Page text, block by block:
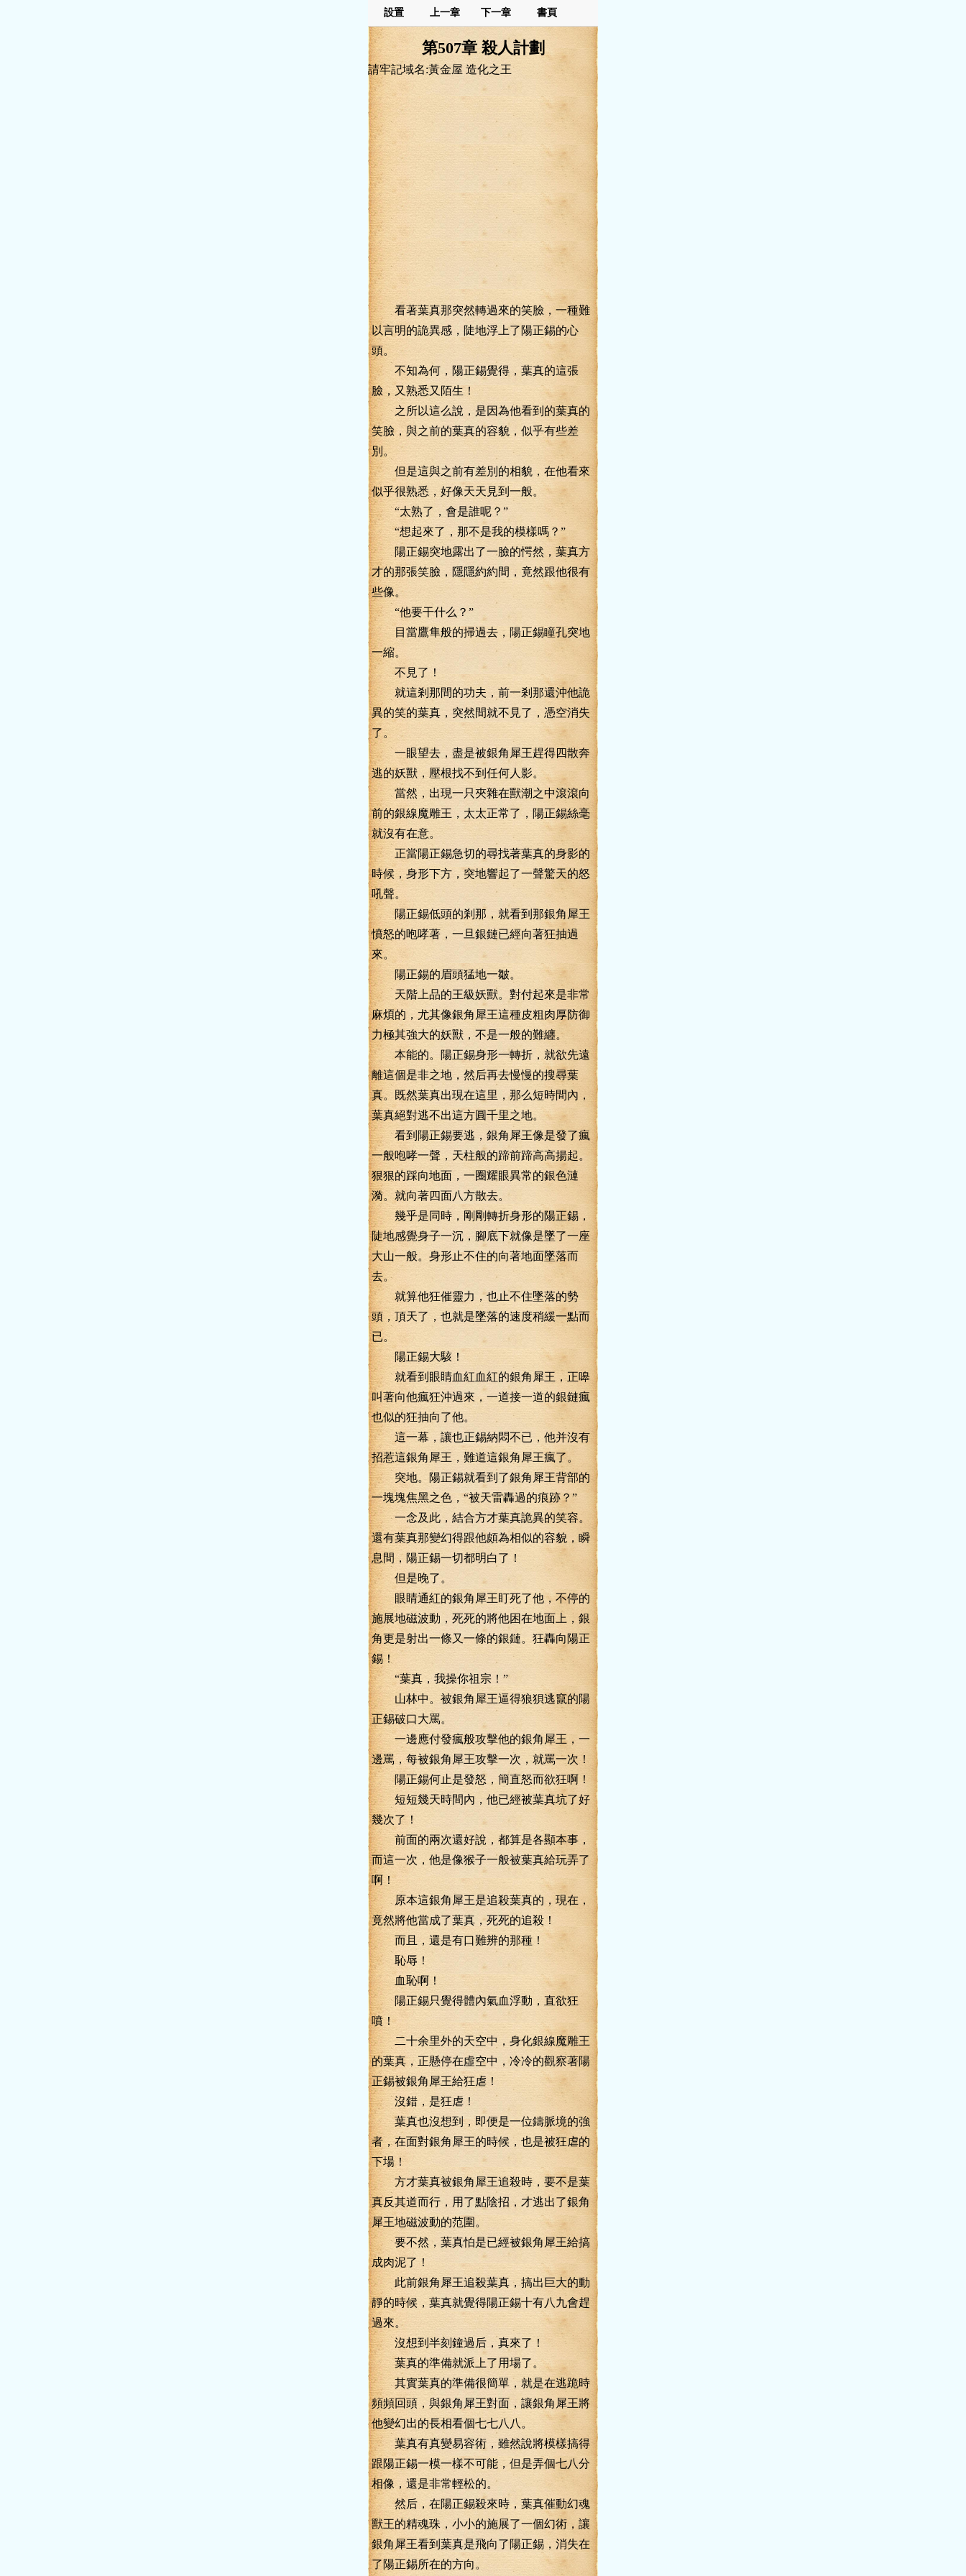
設置 上一章 下一章 書頁
第507章 殺人計劃
請牢記域名:黃金屋 造化之王
看著葉真那突然轉過來的笑臉，一種難
以言明的詭異感，陡地浮上了陽正錫的心
頭。
不知為何，陽正錫覺得，葉真的這張
臉，又熟悉又陌生！
之所以這么說，是因為他看到的葉真的
笑臉，與之前的葉真的容貌，似乎有些差
別。
但是這與之前有差別的相貌，在他看來
似乎很熟悉，好像天天見到一般。
“太熟了，會是誰呢？”
“想起來了，那不是我的模樣嗎？”
陽正錫突地露出了一臉的愕然，葉真方
才的那張笑臉，隱隱約約間，竟然跟他很有
些像。
“他要干什么？”
目當鷹隼般的掃過去，陽正錫瞳孔突地
一縮。
不見了！
就這剎那間的功夫，前一剎那還沖他詭
異的笑的葉真，突然間就不見了，憑空消失
了。
一眼望去，盡是被銀角犀王趕得四散奔
逃的妖獸，壓根找不到任何人影。
當然，出現一只夾雜在獸潮之中滾滾向
前的銀線魔雕王，太太正常了，陽正錫絲毫
就沒有在意。
正當陽正錫急切的尋找著葉真的身影的
時候，身形下方，突地響起了一聲驚天的怒
吼聲。
陽正錫低頭的剎那，就看到那銀角犀王
憤怒的咆哮著，一旦銀鏈已經向著狂抽過
來。
陽正錫的眉頭猛地一皺。
天階上品的王級妖獸。對付起來是非常
麻煩的，尤其像銀角犀王這種皮粗肉厚防御
力極其強大的妖獸，不是一般的難纏。
本能的。陽正錫身形一轉折，就欲先遠
離這個是非之地，然后再去慢慢的搜尋葉
真。既然葉真出現在這里，那么短時間內，
葉真絕對逃不出這方圓千里之地。
看到陽正錫要逃，銀角犀王像是發了瘋
一般咆哮一聲，天柱般的蹄前蹄高高揚起。
狠狠的踩向地面，一圈耀眼異常的銀色漣
漪。就向著四面八方散去。
幾乎是同時，剛剛轉折身形的陽正錫，
陡地感覺身子一沉，腳底下就像是墜了一座
大山一般。身形止不住的向著地面墜落而
去。
就算他狂催靈力，也止不住墜落的勢
頭，頂天了，也就是墜落的速度稍緩一點而
已。
陽正錫大駭！
就看到眼睛血紅血紅的銀角犀王，正嗥
叫著向他瘋狂沖過來，一道接一道的銀鏈瘋
也似的狂抽向了他。
這一幕，讓也正錫納悶不已，他并沒有
招惹這銀角犀王，難道這銀角犀王瘋了。
突地。陽正錫就看到了銀角犀王背部的
一塊塊焦黑之色，“被天雷轟過的痕跡？”
一念及此，結合方才葉真詭異的笑容。
還有葉真那變幻得跟他頗為相似的容貌，瞬
息間，陽正錫一切都明白了！
但是晚了。
眼睛通紅的銀角犀王盯死了他，不停的
施展地磁波動，死死的將他困在地面上，銀
角更是射出一條又一條的銀鏈。狂轟向陽正
錫！
“葉真，我操你祖宗！”
山林中。被銀角犀王逼得狼狽逃竄的陽
正錫破口大罵。
一邊應付發瘋般攻擊他的銀角犀王，一
邊罵，每被銀角犀王攻擊一次，就罵一次！
陽正錫何止是發怒，簡直怒而欲狂啊！
短短幾天時間內，他已經被葉真坑了好
幾次了！
前面的兩次還好說，都算是各顯本事，
而這一次，他是像猴子一般被葉真給玩弄了
啊！
原本這銀角犀王是追殺葉真的，現在，
竟然將他當成了葉真，死死的追殺！
而且，還是有口難辨的那種！
恥辱！
血恥啊！
陽正錫只覺得體內氣血浮動，直欲狂
噴！
二十余里外的天空中，身化銀線魔雕王
的葉真，正懸停在虛空中，冷冷的觀察著陽
正錫被銀角犀王給狂虐！
沒錯，是狂虐！
葉真也沒想到，即便是一位鑄脈境的強
者，在面對銀角犀王的時候，也是被狂虐的
下場！
方才葉真被銀角犀王追殺時，要不是葉
真反其道而行，用了點陰招，才逃出了銀角
犀王地磁波動的范圍。
要不然，葉真怕是已經被銀角犀王給搞
成肉泥了！
此前銀角犀王追殺葉真，搞出巨大的動
靜的時候，葉真就覺得陽正錫十有八九會趕
過來。
沒想到半刻鐘過后，真來了！
葉真的準備就派上了用場了。
其實葉真的準備很簡單，就是在逃跪時
頻頻回頭，與銀角犀王對面，讓銀角犀王將
他變幻出的長相看個七七八八。
葉真有真變易容術，雖然說將模樣搞得
跟陽正錫一模一樣不可能，但是弄個七八分
相像，還是非常輕松的。
然后，在陽正錫殺來時，葉真催動幻魂
獸王的精魂珠，小小的施展了一個幻術，讓
銀角犀王看到葉真是飛向了陽正錫，消失在
了陽正錫所在的方向。